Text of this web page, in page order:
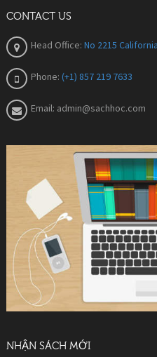
CONTACT US
Head Office: No 2215
Phone: (+1) 857 219 7633
Email: admin@sachhoc.com
NHẬN SÁCH MỚI